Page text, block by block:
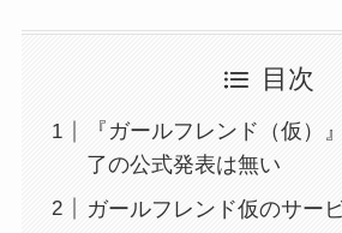
目次
『ガールフレンド（仮）
了の公式発表は無い
ガールフレンド仮のサー